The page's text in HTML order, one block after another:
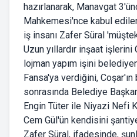
hazırlanarak, Manavgat
Mahkemesi'nce kabul
iş insanı Zafer Süral
Uzun yıllardır inşaat işlerini
lojman yapım işini
Fansa'ya verdiğini,
sonrasında Belediye
Engin Tüter ile Niyazi Nefi
Cem Gül'ün kendisini
Zafer Süral, ifadesinde,